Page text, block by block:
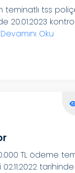
tss
20.01.2023
Devamını Oku
TL ödeme